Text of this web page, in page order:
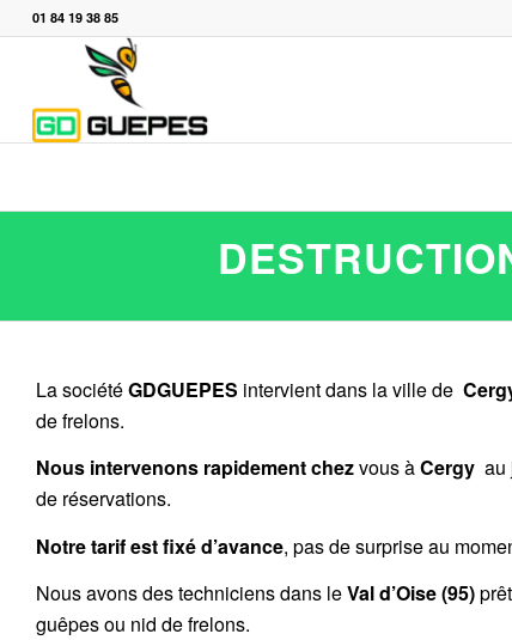
01 84 19 38 85
La sociétéGDGUEPES intervient dans la ville de
de frelons.
Nous intervenons rapidement chezvous àCergy au
de réservations.
Notre tarif est fixé d’avance, pas de surprise au
Nous avons des techniciens dans leVal d’Oise (95)
guêpes ou nid de frelons.